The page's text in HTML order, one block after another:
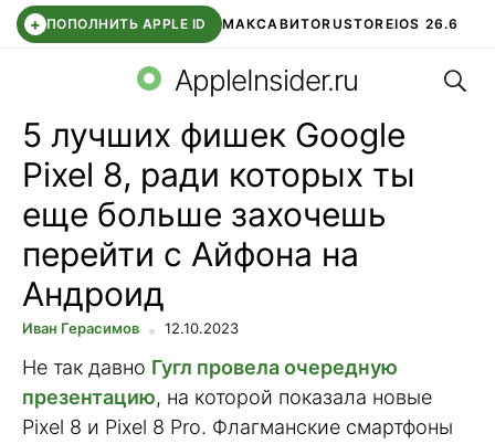
+ ПОПОЛНИТЬ APPLE ID МАКСАВИТОRUSTOREIOS 26.6
СБЕР КИДС ВТБ ОНЛАЙН ЧАТ В ROBLOX
AppleInsider.ru
5 лучших фишек Google
Pixel 8, ради которых ты
еще больше захочешь
перейти с Айфона на
Андроид
Иван Герасимов 12.10.2023
Не так давно Гугл провела очередную
презентацию, на которой показала новые
Pixel 8 и Pixel 8 Pro. Флагманские смартфоны